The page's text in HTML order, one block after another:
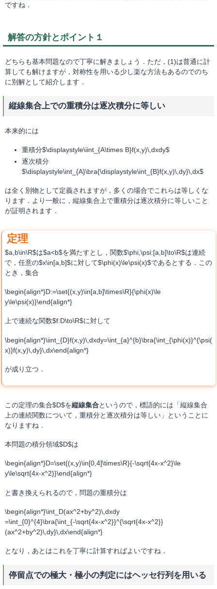
ですね．
解答の方針とポイント１
どちらも基本問題なので丁寧に解きましょう．ただ，(1)は普通に計
算しても解けますが，対称性を用いる少し楽な方法もあるのでのち
に別解として紹介します．
縦線集合上での重積分は逐次積分に等しい
本来的には
重積分$\displaystyle\iint_{A\times B}f(x,y)\,dxdy$
逐次積分
$\displaystyle\int_{A}\bra{\displaystyle\int_{B}f(x,y)\,dy}\,dx$
は全く別物として定義されますが，多くの場合でこれらは等しくな
ります．より一般に，縦線集合上で重積分は逐次積分に等しいこと
が証明されます．
$a,b\in\R$は$a<b$を満たすとし，関数$\phi,\psi:[a,b]\to\R$は連続
で，任意の$x\in[a,b]$に対して$\phi(x)\le\psi(x)$であるとする．この
とき，集合
\begin{align*}D:=\set{(x,y)\in[a,b]\times\R}{\phi(x)\le
y\le\psi(x)}\end{align*}
上で連続な関数$f:D\to\R$に対して
\begin{align*}\iint_{D}f(x,y)\,dxdy=\int_{a}^{b}\bra{\int_{\phi(x)}^{\psi(
x)}f(x,y)\,dy}\,dx\end{align*}
が成り立つ．
この定理の集合$D$を縦線集合というので，標語的には「縦線集合
上の連続関数について，重積分と逐次積分は等しい」ということに
なりますね．
本問題の積分領域$D$は
\begin{align*}D=\set{(x,y)\in[0,4]\times\R}{-\sqrt{4x-x^2}\le
y\le\sqrt{4x-x^2}}\end{align*}
と書き換えられるので，問題の重積分は
\begin{align*}\int_D(ax^2+by^2)\,dxdy
=\int_{0}^{4}\bra{\int_{-\sqrt{4x-x^2}}^{\sqrt{4x-x^2}}
(ax^2+by^2)\,dy}\,dx\end{align*}
となり，あとはこれを丁寧に計算すればよいですね．
停留点での極大・極小の判定にはヘッセ行列を用いる